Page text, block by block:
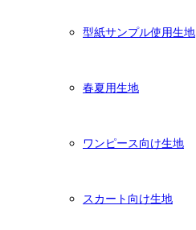
型紙サンプル使用生地
春夏用生地
ワンピース向け生地
スカート向け生地